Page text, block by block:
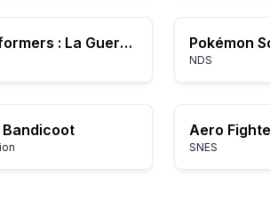
Transformers : La Guerre pour Cybertron - Autobots Pokémon
NDS
Bandicoot Aero
SNES